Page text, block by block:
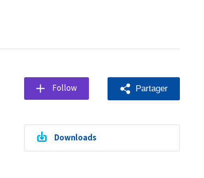
Follow Partager
Downloads